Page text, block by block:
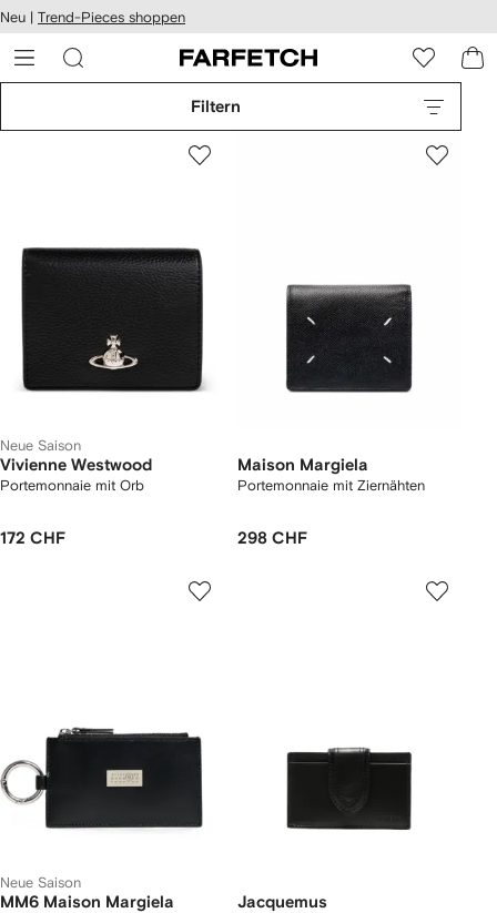
zum
Neu | Trend-Pieces shoppen
Filtern
Neue Saison
Vivienne Westwood
Portemonnaie mit Orb
172 CHF
Maison Margiela
Portemonnaie mit Ziernähten
298 CHF
Neue Saison
MM6 Maison Margiela Jacquemus